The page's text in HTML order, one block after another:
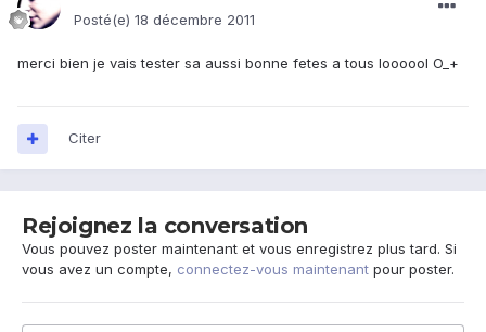
Posté(e) 18 décembre 2011
merci bien je vais tester sa aussi bonne fetes a tous loooool O_+
Citer
Rejoignez la conversation
Vous pouvez poster maintenant et vous enregistrez plus tard. Si
vous avez un compte, connectez-vous maintenant pour poster.